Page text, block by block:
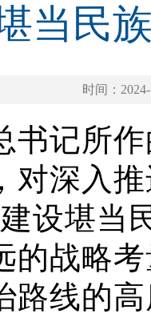
当民
时间：
记所作
对深入
设堪当
的战略
路线的